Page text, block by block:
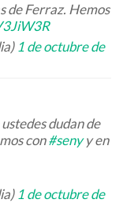
de Ferraz. Hemos
1 de octubre de
dudan de
con#senyy en
1 de octubre de